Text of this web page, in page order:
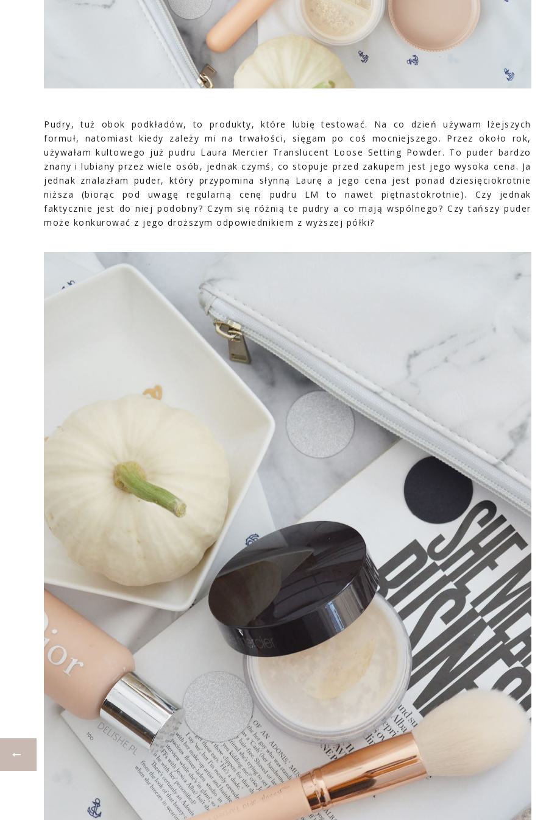
Pudry, tuż obok podkładów, to produkty, które lubię testować. Na co dzień używam lżejszych
formuł, natomiast kiedy zależy mi na trwałości, sięgam po coś mocniejszego. Przez około rok,
używałam kultowego już pudru Laura Mercier Translucent Loose Setting Powder. To puder bardzo
znany i lubiany przez wiele osób, jednak czymś, co stopuje przed zakupem jest jego wysoka cena. Ja
jednak znalazłam puder, który przypomina słynną Laurę a jego cena jest ponad dziesięciokrotnie
niższa (biorąc pod uwagę regularną cenę pudru LM to nawet piętnastokrotnie). Czy jednak
faktycznie jest do niej podobny? Czym się różnią te pudry a co mają wspólnego? Czy tańszy puder
może konkurować z jego droższym odpowiednikiem z wyższej półki?